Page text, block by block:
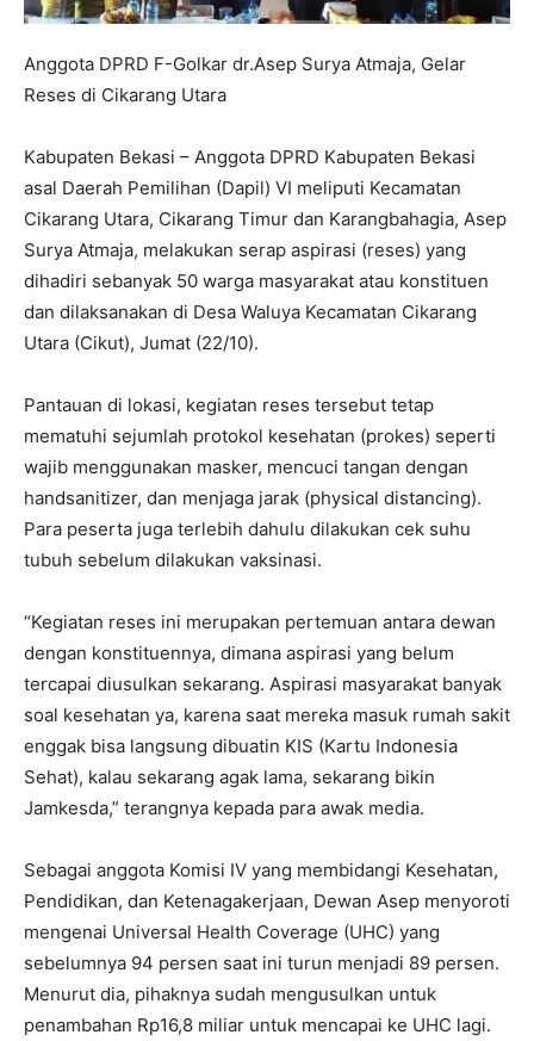
Anggota DPRD F-Golkar dr.Asep Surya Atmaja, Gelar
Reses di Cikarang Utara
Kabupaten Bekasi – Anggota DPRD Kabupaten Bekasi
asal Daerah Pemilihan (Dapil) VI meliputi Kecamatan
Cikarang Utara, Cikarang Timur dan Karangbahagia, Asep
Surya Atmaja, melakukan serap aspirasi (reses) yang
dihadiri sebanyak 50 warga masyarakat atau konstituen
dan dilaksanakan di Desa Waluya Kecamatan Cikarang
Utara (Cikut), Jumat (22/10).
Pantauan di lokasi, kegiatan reses tersebut tetap
mematuhi sejumlah protokol kesehatan (prokes) seperti
wajib menggunakan masker, mencuci tangan dengan
handsanitizer, dan menjaga jarak (physical distancing).
Para peserta juga terlebih dahulu dilakukan cek suhu
tubuh sebelum dilakukan vaksinasi.
“Kegiatan reses ini merupakan pertemuan antara dewan
dengan konstituennya, dimana aspirasi yang belum
tercapai diusulkan sekarang. Aspirasi masyarakat banyak
soal kesehatan ya, karena saat mereka masuk rumah sakit
enggak bisa langsung dibuatin KIS (Kartu Indonesia
Sehat), kalau sekarang agak lama, sekarang bikin
Jamkesda,” terangnya kepada para awak media.
Sebagai anggota Komisi IV yang membidangi Kesehatan,
Pendidikan, dan Ketenagakerjaan, Dewan Asep menyoroti
mengenai Universal Health Coverage (UHC) yang
sebelumnya 94 persen saat ini turun menjadi 89 persen.
Menurut dia, pihaknya sudah mengusulkan untuk
penambahan Rp16,8 miliar untuk mencapai ke UHC lagi.